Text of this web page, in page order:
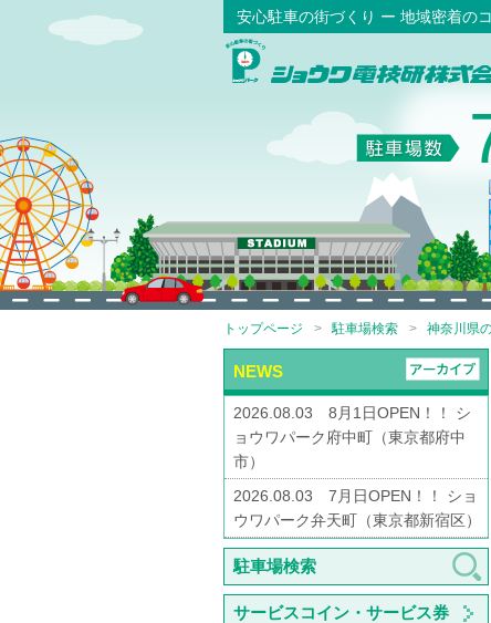
安心駐車の街づくり ー 地域密着の
トップページ 駐車場検索 神奈川県
NEWS
2026.08.03 8月1日OPEN！！ シ
ョウワパーク府中町（東京都府中
市）
2026.08.03 7月日OPEN！！ ショ
ウワパーク弁天町（東京都新宿区）
駐車場検索
サービスコイン・サービス券